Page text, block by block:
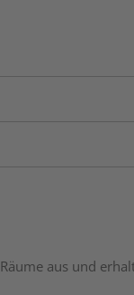
aus und